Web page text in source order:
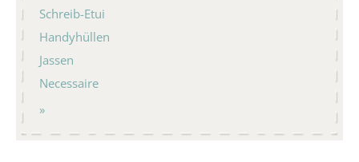
Schreib-Etui
Handyhüllen
Jassen
Necessaire